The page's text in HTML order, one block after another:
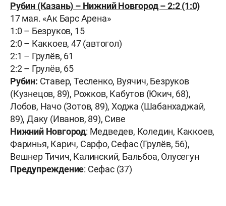
Рубин (Казань) – Нижний Новгород – 2:2 (1:0)
17 мая. «Ак Барс Арена»
1:0 – Безруков, 15
2:0 – Каккоев, 47 (автогол)
2:1 – Грулёв, 61
2:2 – Грулёв, 65
Рубин: Ставер, Тесленко, Вуячич, Безруков
(Кузнецов, 89), Рожков, Кабутов (Юкич, 68),
Лобов, Начо (Зотов, 89), Ходжа (Шабанхаджай,
89), Даку (Иванов, 89), Сиве
Нижний Новгород: Медведев, Коледин, Каккоев,
Фаринья, Карич, Сарфо, Сефас (Грулёв, 56),
Вешнер Тичич, Калинский, Бальбоа, Олусегун
Предупреждение: Сефас (37)